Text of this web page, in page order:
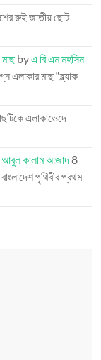
রুই জাতীয় ছোট
মাছbyএ বি এম মহসিন
এলাকার মাছ “ব্ল্যাক
এলাকাভেদে
আবুল কালাম আজাদ8
পৃথিবীর প্রথম